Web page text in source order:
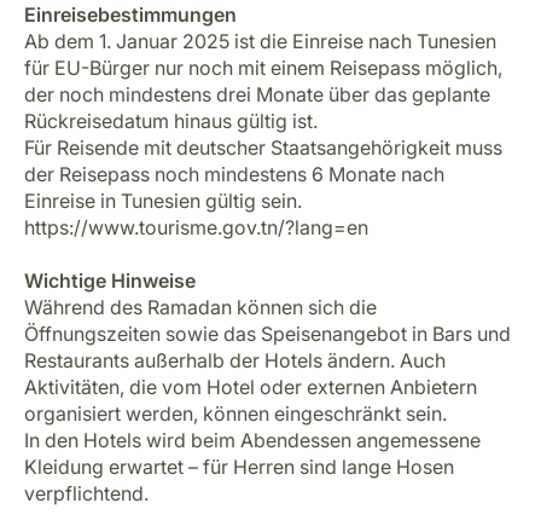
Einreisebestimmungen
Ab dem 1. Januar 2025 ist die Einreise nach Tunesien
für EU-Bürger nur noch mit einem Reisepass möglich,
der noch mindestens drei Monate über das geplante
Rückreisedatum hinaus gültig ist.
Für Reisende mit deutscher Staatsangehörigkeit muss
der Reisepass noch mindestens 6 Monate nach
Einreise in Tunesien gültig sein.
https://www.tourisme.gov.tn/?lang=en
Wichtige Hinweise
Während des Ramadan können sich die
Öffnungszeiten sowie das Speisenangebot in Bars und
Restaurants außerhalb der Hotels ändern. Auch
Aktivitäten, die vom Hotel oder externen Anbietern
organisiert werden, können eingeschränkt sein.
In den Hotels wird beim Abendessen angemessene
Kleidung erwartet – für Herren sind lange Hosen
verpflichtend.